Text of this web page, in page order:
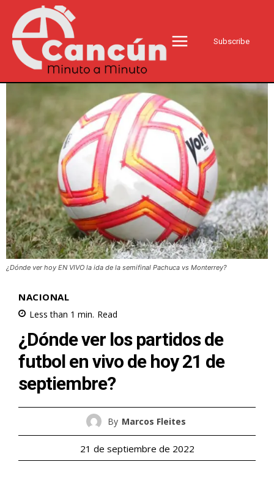
Subscribe
¿Dónde ver hoy EN VIVO la ida de la semifinal Pachuca vs Monterrey?
NACIONAL
Less than 1 min. Read
¿Dónde ver los partidos de
futbol en vivo de hoy 21 de
septiembre?
By Marcos Fleites
21 de septiembre de 2022